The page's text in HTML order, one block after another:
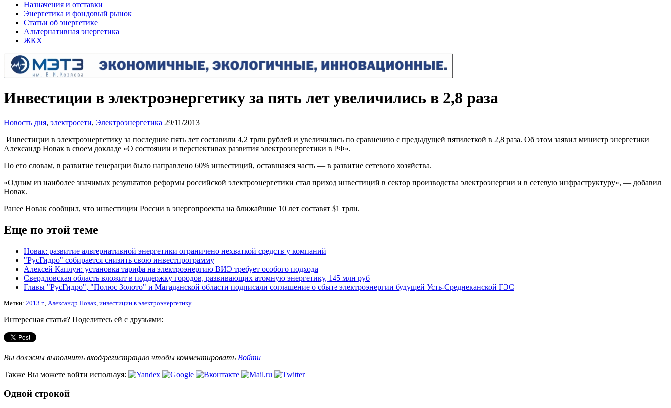
Назначения и отставки
Энергетика и фондовый рынок
Статьи об энергетике
Альтернативная энергетика
ЖКХ
Инвестиции в электроэнергетику за пять лет увеличились в 2,8 раза
Новость дня, электросети, Электроэнергетика 29/11/2013
Инвестиции в электроэнергетику за последние пять лет составили 4,2 трлн рублей и увеличились по сравнению с предыдущей пятилеткой в 2,8 раза. Об этом заявил министр энергетики
Александр Новак в своем докладе «О состоянии и перспективах развития электроэнергетики в РФ».
По его словам, в развитие генерации было направлено 60% инвестиций, оставшаяся часть — в развитие сетевого хозяйства.
«Одним из наиболее значимых результатов реформы российской электроэнергетики стал приход инвестиций в сектор производства электроэнергии и в сетевую инфраструктуру», — добавил
Новак.
Ранее Новак сообщил, что инвестиции России в энергопроекты на ближайшие 10 лет составят $1 трлн.
Еще по этой теме
Новак: развитие альтернативной энергетики ограничено нехваткой средств у компаний
"РусГидро" собирается снизить свою инвестпрограмму
Алексей Каплун: установка тарифа на электроэнергию ВИЭ требует особого подхода
Свердловская область вложит в поддержку городов, развивающих атомную энергетику, 145 млн руб
Главы "РусГидро", "Полюс Золото" и Магаданской области подписали соглашение о сбыте электроэнергии будущей Усть-Среднеканской ГЭС
Метки: 2013 г. Александр Новак инвестиции в электроэнергетику
Интересная статья? Поделитесь ей с друзьями:
Вы должны выполнить вход/регистрацию чтобы комментировать Войти
Также Вы можете войти используя:
Одной строкой